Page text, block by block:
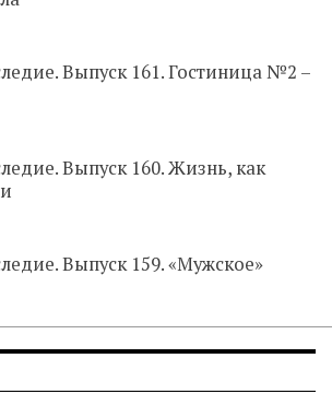
Выпуск 161. Гостиница №2 –
Выпуск 160. Жизнь, как
Выпуск 159. «Мужское»